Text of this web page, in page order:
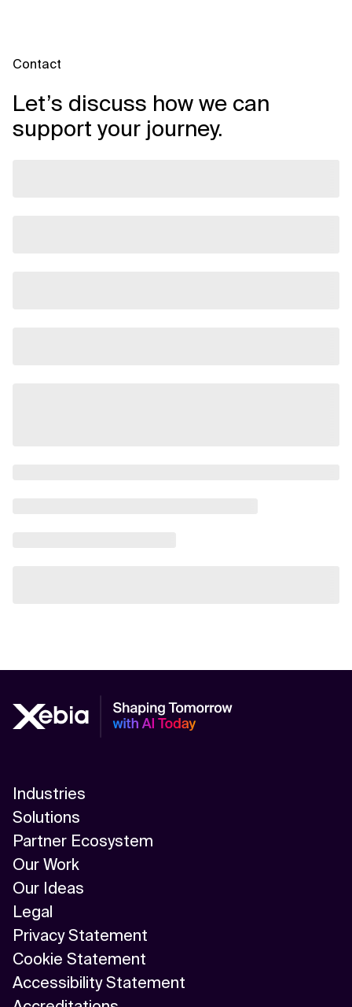
Contact
Let’s discuss how we can
support your journey.
Industries
Solutions
Partner Ecosystem
Our Work
Our Ideas
Legal
Privacy Statement
Cookie Statement
Accessibility Statement